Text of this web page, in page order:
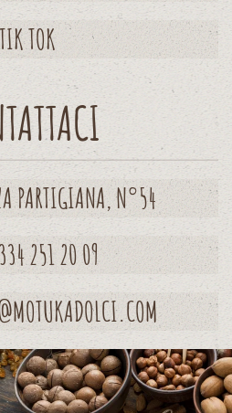
TIK TOK
PARTIGIANA, N°54
251 20 09